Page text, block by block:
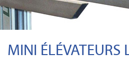
MINI ÉLÉVATEURS